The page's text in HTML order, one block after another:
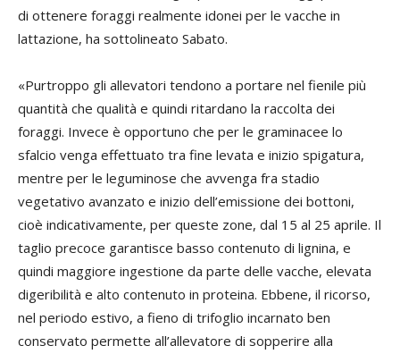
di ottenere foraggi realmente idonei per le vacche in
lattazione, ha sottolineato Sabato.
«Purtroppo gli allevatori tendono a portare nel fienile più
quantità che qualità e quindi ritardano la raccolta dei
foraggi. Invece è opportuno che per le graminacee lo
sfalcio venga effettuato tra fine levata e inizio spigatura,
mentre per le leguminose che avvenga fra stadio
vegetativo avanzato e inizio dell’emissione dei bottoni,
cioè indicativamente, per queste zone, dal 15 al 25 aprile. Il
taglio precoce garantisce basso contenuto di lignina, e
quindi maggiore ingestione da parte delle vacche, elevata
digeribilità e alto contenuto in proteina. Ebbene, il ricorso,
nel periodo estivo, a fieno di trifoglio incarnato ben
conservato permette all’allevatore di sopperire alla